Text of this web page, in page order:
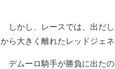
しかし、レースでは、出だ
から大きく離れたレッドジェ
デムーロ騎手が勝負に出た